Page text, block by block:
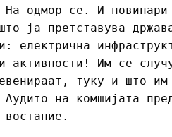
На одмор се. И новинари
ја претставува
електрична
активности! Им се
туку и што им
на комшијата